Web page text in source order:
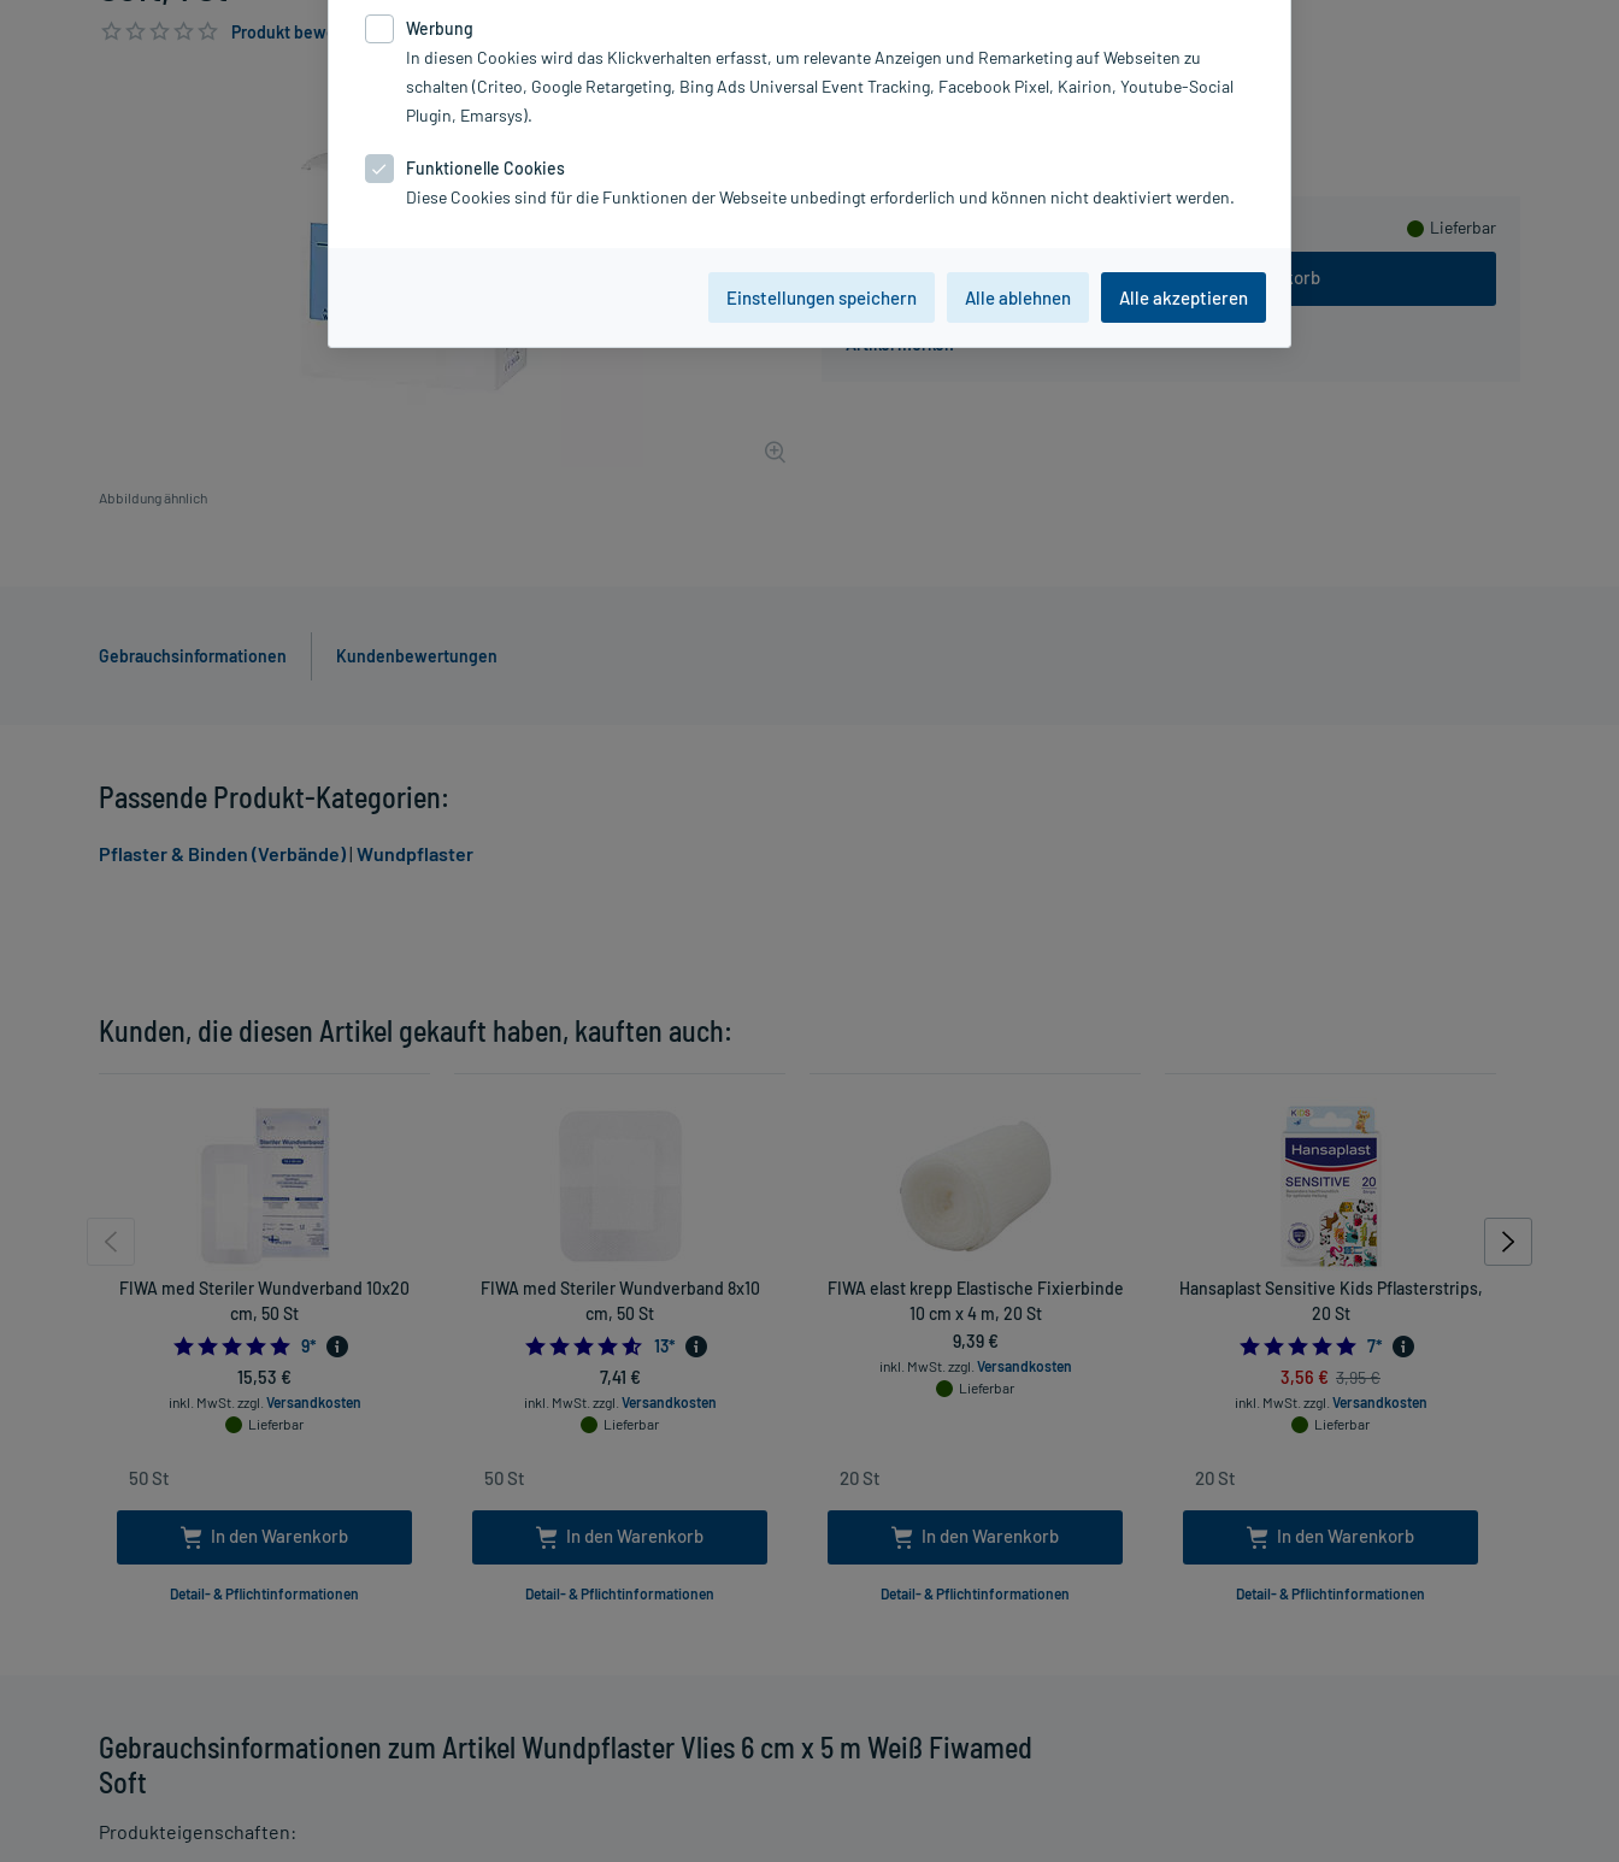
Produkt bewerten & PlusHerzen sichern
Abbildung ähnlich
Lieferbar
In den Warenkorb
Hersteller:
Fink & Walter GmbH
Gebrauchsinformationen Kundenbewertungen
Gebrauchsinformationen zum Artikel Wundpflaster Vlies 6 cm x 5 m Weiß Fiwamed
Soft
Produkteigenschaften:
Kunden, die diesen Artikel gekauft haben, kauften auch:
FIWA med Steriler Wundverband 10x20
cm, 50 St
5.0
9*
15,53 €
inkl. MwSt. zzgl. Versandkosten
Lieferbar
In den Warenkorb
Detail- & Pflichtinformationen
FIWA med Steriler Wundverband 8x10
cm, 50 St
4.538461538461538
13*
7,41 €
inkl. MwSt. zzgl. Versandkosten
Lieferbar
In den Warenkorb
Detail- & Pflichtinformationen
FIWA elast krepp Elastische Fixierbinde
10 cm x 4 m, 20 St
9,39 €
inkl. MwSt. zzgl. Versandkosten
Lieferbar
In den Warenkorb
Detail- & Pflichtinformationen
Hansaplast Sensitive Kids Pflasterstrips,
20 St
5.0
7*
3,56 € 3,95 €
inkl. MwSt. zzgl. Versandkosten
Lieferbar
In den Warenkorb
Detail- & Pflichtinformationen
Passende Produkt-Kategorien:
Pflaster & Binden (Verbände)| Wundpflaster
Werbung
In diesen Cookies wird das Klickverhalten erfasst, um relevante Anzeigen und Remarketing auf Webseiten zu
schalten (Criteo, Google Retargeting, Bing Ads Universal Event Tracking, Facebook Pixel, Kairion, Youtube-Social
Plugin, Emarsys).
Funktionelle Cookies
Diese Cookies sind für die Funktionen der Webseite unbedingt erforderlich und können nicht deaktiviert werden.
Einstellungen speichern Alle ablehnen Alle akzeptieren